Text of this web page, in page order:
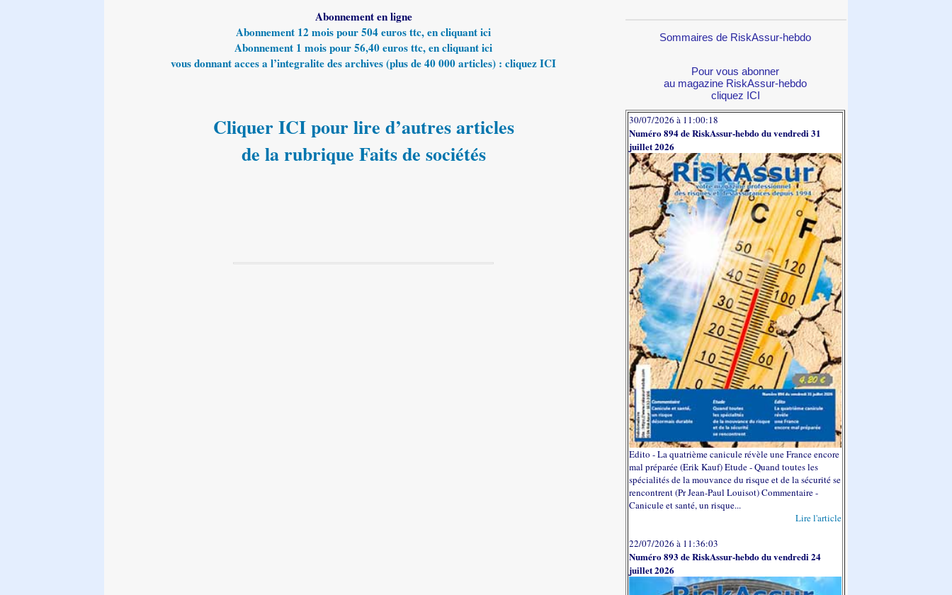
Abonnement en ligne
Abonnement 12 mois pour 504 euros ttc, en cliquant ici
Abonnement 1 mois pour 56,40 euros ttc, en cliquant ici
vous donnant acces a l’integralite des archives (plus de 40 000 articles) : cliquez ICI
Cliquer ICI pour lire d’autres articles
de la rubrique Faits de sociétés
Sommaires de RiskAssur-hebdo
Pour vous abonner
au magazine RiskAssur-hebdo
cliquez ICI
30/07/2026 à 11:00:18
Numéro 894 de RiskAssur-hebdo du vendredi 31
juillet 2026
Edito - La quatrième canicule révèle une France encore
mal préparée (Erik Kauf) Etude - Quand toutes les
spécialités de la mouvance du risque et de la sécurité se
rencontrent (Pr Jean-Paul Louisot) Commentaire -
Canicule et santé, un risque...
Lire l'article
22/07/2026 à 11:36:03
Numéro 893 de RiskAssur-hebdo du vendredi 24
juillet 2026